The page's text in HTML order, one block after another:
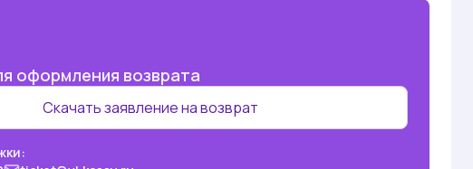
оформления возврата
Скачать заявление на возврат